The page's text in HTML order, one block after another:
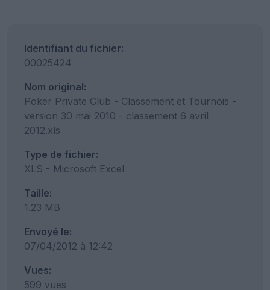
Identifiant du fichier:
00025424
Nom original:
Poker Private Club - Classement et Tournois -
version 30 mai 2010 - classement 6 avril
2012.xls
Type de fichier:
XLS - Microsoft Excel
Taille:
1.23 MB
Envoyé le:
07/04/2012 à 12:42
Vues:
599 vues